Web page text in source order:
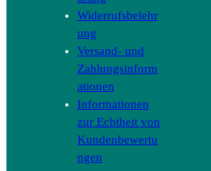
Widerrufsbelehr
ung
Versand- und
Zahlungsinform
ationen
Informationen
zur Echtheit von
Kundenbewertu
ngen